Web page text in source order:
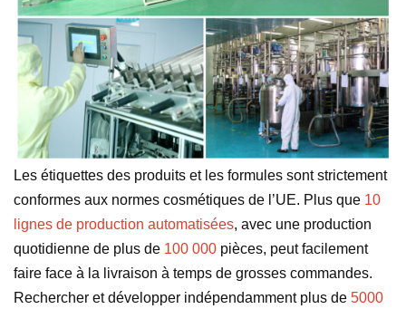
Les étiquettes des produits et les formules sont strictement
conformes aux normes cosmétiques de l’UE. Plus que 10
lignes de production automatisées, avec une production
quotidienne de plus de 100 000 pièces, peut facilement
faire face à la livraison à temps de grosses commandes.
Rechercher et développer indépendamment plus de 5000